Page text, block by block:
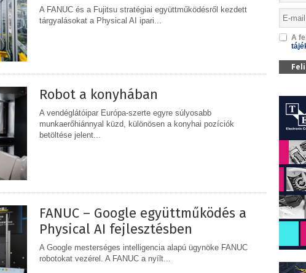
A FANUC és a Fujitsu stratégiai együttműködésről kezdett
tárgyalásokat a Physical AI ipari...
Robot a konyhában
A vendéglátóipar Európa-szerte egyre súlyosabb
munkaerőhiánnyal küzd, különösen a konyhai pozíciók
betöltése jelent...
FANUC – Google együttműködés a
Physical AI fejlesztésben
A Google mesterséges intelligencia alapú ügynöke FANUC
robotokat vezérel. A FANUC a nyílt...
A